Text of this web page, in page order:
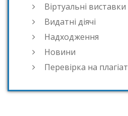
Віртуальні виставки
Видатні діячі
Надходження
Новини
Перевірка на плагіат